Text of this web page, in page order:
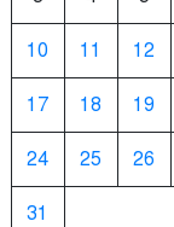
10 11 12
17 18 19
24 25 26
31